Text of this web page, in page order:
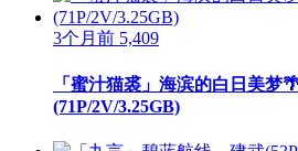
3个月前 5,409
「蜜汁猫裘」海滨的白日美梦
(71P/2V/3.25GB)